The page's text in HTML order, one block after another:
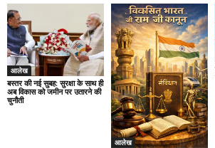
आलेख
बस्तर की नई सुबह: सुरक्षा के साथ ही
अब विकास को जमीन पर उतारने की
चुनौती
आलेख